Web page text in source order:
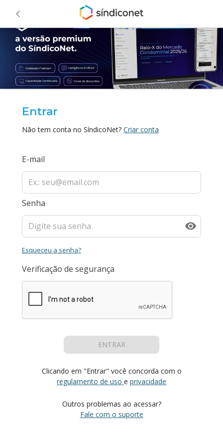
Entrar
Não tem conta no SíndicoNet? Criar conta
E-mail
Senha
Esqueceu a senha?
Verificação de segurança
ENTRAR
Clicando em "Entrar" você concorda com o
regulamento de uso e privacidade
Outros problemas ao acessar?
Fale com o suporte